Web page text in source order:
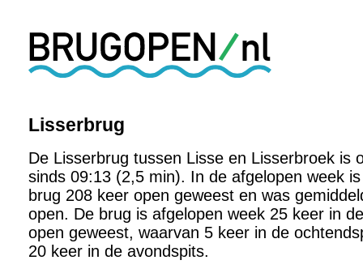
Lisserbrug
De Lisserbrug tussen Lisse en Lisserbroek is
sinds 09:13 (2,5 min). In de afgelopen week
brug 208 keer open geweest en was
open. De brug is afgelopen week 25 keer in
open geweest, waarvan 5 keer in de
20 keer in de avondspits.